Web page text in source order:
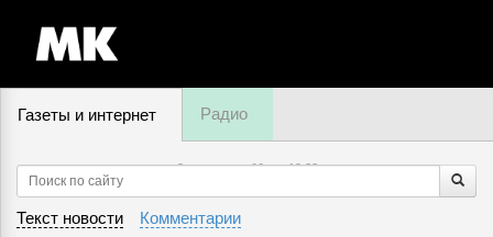
Газеты и интернет Радио
8 августа, суббота,19:22
Текст новости Комментарии